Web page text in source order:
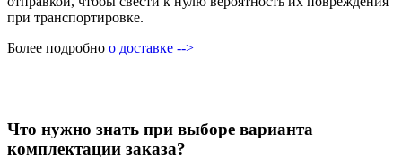
при транспортировке.
Более подробно о доставке -->
Что нужно знать при выборе варианта
комплектации заказа?